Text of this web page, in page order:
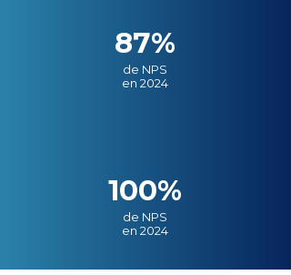
87%
de NPS
en 2024
100%
de NPS
en 2024